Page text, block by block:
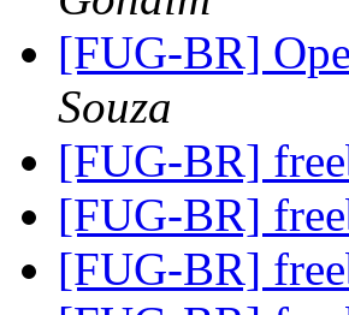
[FUG-BR]
Souza
[FUG-BR]
[FUG-BR]
[FUG-BR]